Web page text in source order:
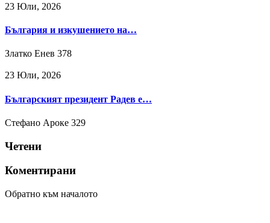
23 Юли, 2026
България и изкушението на…
Златко Енев 378
23 Юли, 2026
Българският президент Радев е…
Стефано Ароке 329
Четени
Коментирани
Обратно към началото